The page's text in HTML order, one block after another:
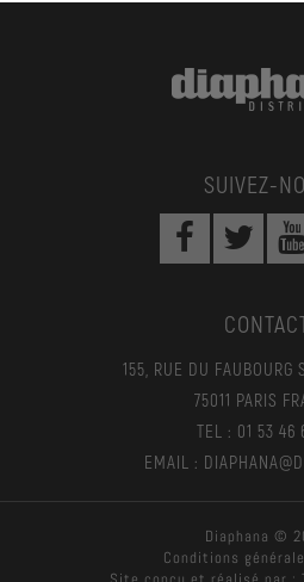
SUIVEZ-
155, RUE DU FAUBOURG
75011 PARIS
TEL : 01 53 46
EMAIL :
Diaphana ©
Conditions